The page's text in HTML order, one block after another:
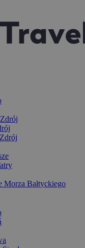
Morza Bałtyckiego